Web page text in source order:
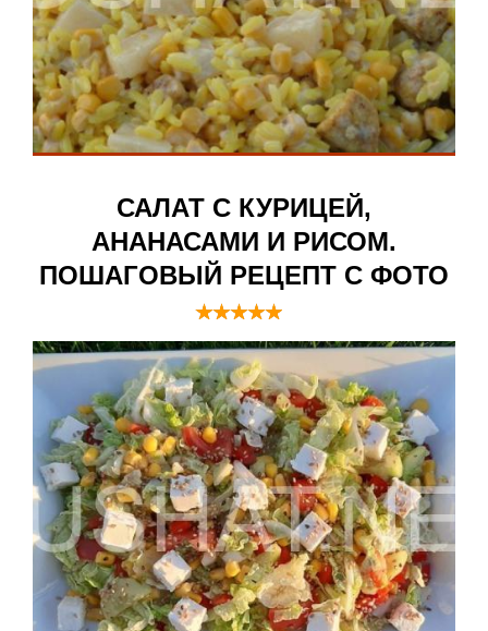
САЛАТ С КУРИЦЕЙ,
АНАНАСАМИ И РИСОМ.
ПОШАГОВЫЙ РЕЦЕПТ С ФОТО